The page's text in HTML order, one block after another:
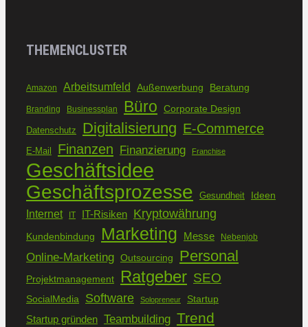
THEMENCLUSTER
Amazon Arbeitsumfeld Außenwerbung Beratung
Branding Businessplan Büro Corporate Design
Datenschutz Digitalisierung E-Commerce
E-Mail Finanzen Finanzierung Franchise
Geschäftsidee
Geschäftsprozesse Gesundheit Ideen
Internet IT IT-Risiken Kryptowährung
Kundenbindung Marketing Messe Nebenjob
Online-Marketing Outsourcing Personal
Projektmanagement Ratgeber SEO
SocialMedia Software Solopreneur Startup
Startup gründen Teambuilding Trend